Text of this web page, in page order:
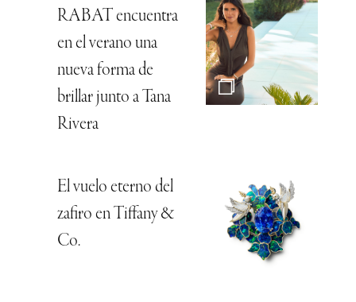
RABAT encuentra
en el verano una
nueva forma de
brillar junto a Tana
Rivera
El vuelo eterno del
zafiro en Tiffany &
Co.